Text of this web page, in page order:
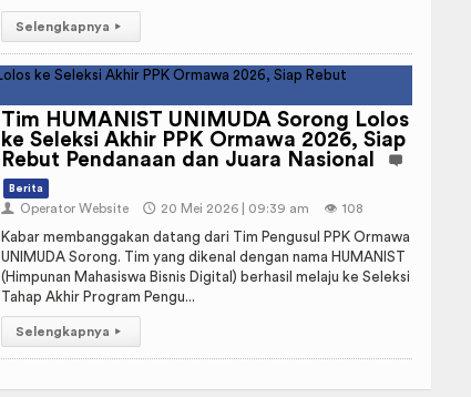
Selengkapnya ▸
Tim HUMANIST UNIMUDA Sorong Lolos
ke Seleksi Akhir PPK Ormawa 2026, Siap
Rebut Pendanaan dan Juara Nasional
Berita
👤 Operator Website 🕔 20 Mei 2026 | 09:39 am 👁️ 108
Kabar membanggakan datang dari Tim Pengusul PPK Ormawa
UNIMUDA Sorong. Tim yang dikenal dengan nama HUMANIST
(Himpunan Mahasiswa Bisnis Digital) berhasil melaju ke Seleksi
Tahap Akhir Program Pengu...
Selengkapnya ▸